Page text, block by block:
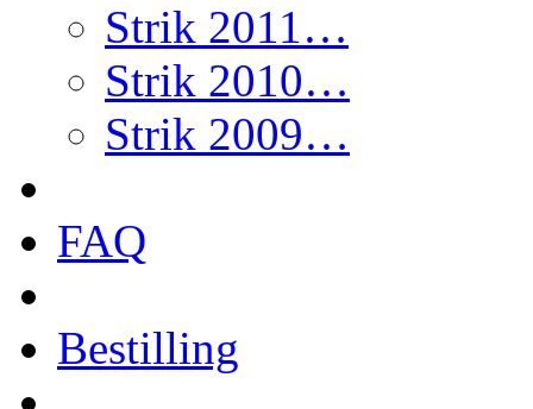
Strik 2011…
Strik 2010…
Strik 2009…
FAQ
Bestilling